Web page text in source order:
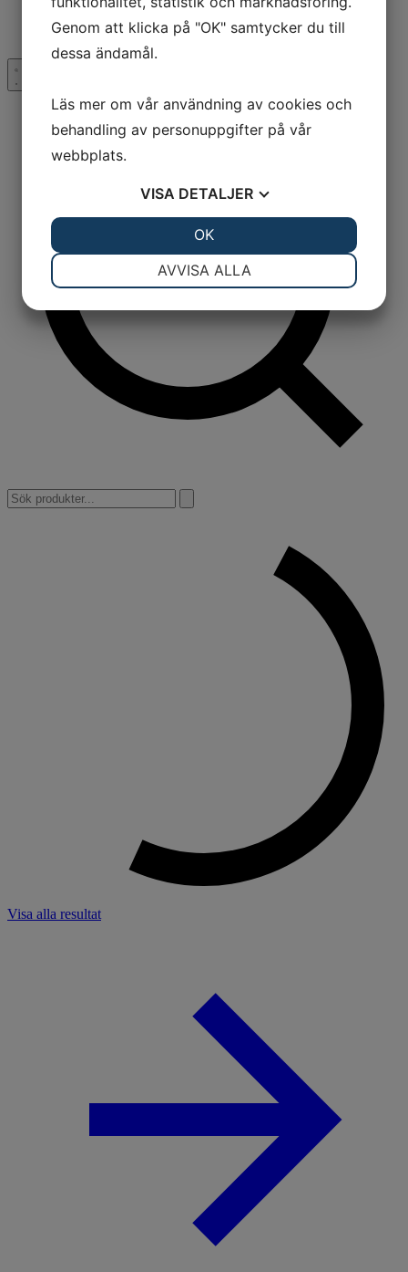
Köpvillkor
Kontakta oss
Visa alla resultat
Genom att klicka på "OK" samtycker du till
dessa ändamål.
Läs mer om vår användning av cookies och
behandling av personuppgifter på vår
webbplats.
VISA DETALJER
MARKNADSFÖRING STATISTIK
AVVISA ALLA
OK